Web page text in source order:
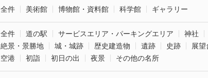
全件 美術館 博物館・資料館 科学館 ギャラリー
全件 道の駅 サービスエリア・パーキングエリア 神社
絶景・景勝地
城・城跡 歴史建造物 遺跡 史跡
展
空港
初詣 初日の出 夜景 その他の名所